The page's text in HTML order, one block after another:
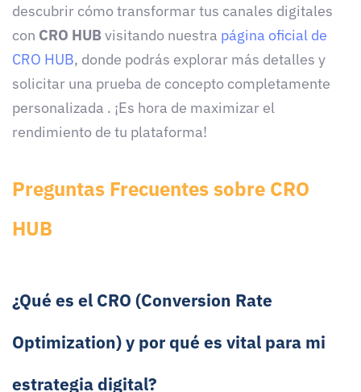
descubrir cómo transformar tus canales digitales
con CRO HUBvisitando nuestra página oficial de
CRO HUB, donde podrás explorar más detalles y
solicitar una prueba de concepto completamente
personalizada . ¡Es hora de maximizar el
rendimiento de tu plataforma!
Preguntas Frecuentes sobre CRO
HUB
¿Qué es el CRO (Conversion Rate
Optimization) y por qué es vital para mi
estrategia digital?